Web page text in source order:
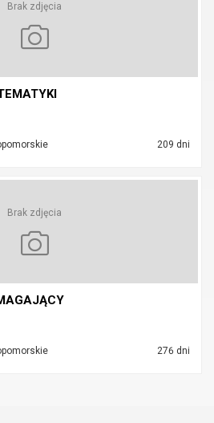
Brak zdjęcia
209 dni
Brak zdjęcia
276 dni